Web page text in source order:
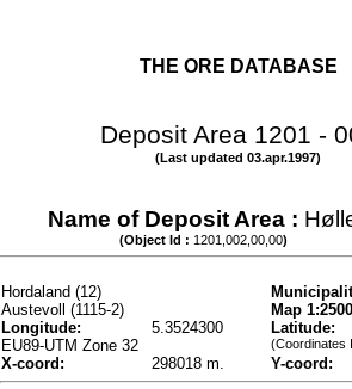
THE ORE DATABASE
Deposit Area 1201 -
(Last updated 03.apr.1997)
Name of Deposit Area :
(Object Id : 1201,002,00,00)
Hordaland (12)
Austevoll (1115-2)
Map
Longitude: 5.3524300
Latitude:
EU89-UTM Zone 32
(Coordinates
X-coord: 298018 m.
Y-coord: